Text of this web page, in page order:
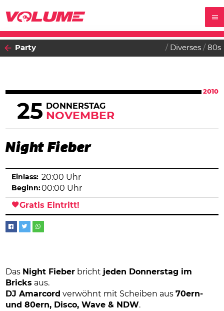
Party Diverses 80s
2010
25 DONNERSTAG
NOVEMBER
Night Fieber
Einlass: 20:00 Uhr
Beginn:00:00 Uhr
Gratis Eintritt!
Das Night Fieber bricht jeden Donnerstag im
Bricks aus.
DJ Amarcord verwöhnt mit Scheiben aus70ern-
und 80ern, Disco, Wave & NDW.